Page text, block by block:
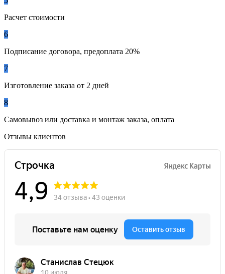
Расчет стоимости
6
Подписание договора, предоплата 20%
7
Изготовление заказа от 2 дней
8
Самовывоз или доставка и монтаж заказа, оплата
Отзывы клиентов